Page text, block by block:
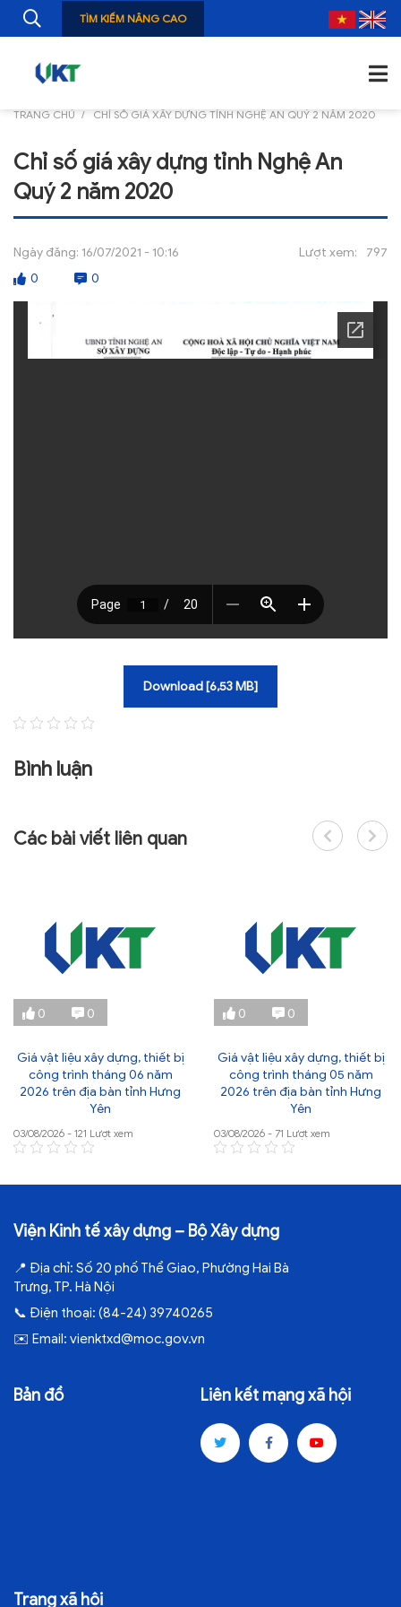
GIỚI THIỆU
TIN TỨC
NGHIÊN CỨU
ẤN PHẨM
ĐÀO TẠO, BỒI DƯỠNG
TƯ VẤN
TÌM KIẾM NÂNG CAO
TRANG CHỦ CHỈ SỐ GIÁ XÂY DỰNG TỈNH NGHỆ AN QUÝ 2 NĂM 2020
Chỉ số giá xây dựng tỉnh Nghệ An
Quý 2 năm 2020
Ngày đăng: 16/07/2021 - 10:16 Lượt xem:
797
0
0
Download [6,53 MB]
Bình luận
Các bài viết liên quan
0 0
Giá vật liệu xây dựng, thiết bị
công trình tháng 06 năm
2026 trên địa bàn tỉnh Hưng
Yên
03/08/2026 - 121 Lượt xem
0 0
Giá vật liệu xây dựng, thiết bị
công trình tháng 05 năm
2026 trên địa bàn tỉnh Hưng
Yên
03/08/2026 - 71 Lượt xem
Viện Kinh tế xây dựng – Bộ Xây dựng
📍 Địa chỉ: Số 20 phố Thể Giao, Phường Hai Bà
Trưng, TP. Hà Nội
📞 Điện thoại: (84-24) 39740265
✉️ Email: vienktxd@moc.gov.vn
Bản đồ Liên kết mạng xã hội
Trang xã hội